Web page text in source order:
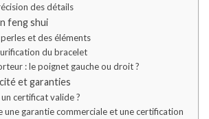
des détails
feng shui
perles et des éléments
du bracelet
: le poignet gauche ou droit ?
et garanties
certificat valide ?
une garantie commerciale et une certification